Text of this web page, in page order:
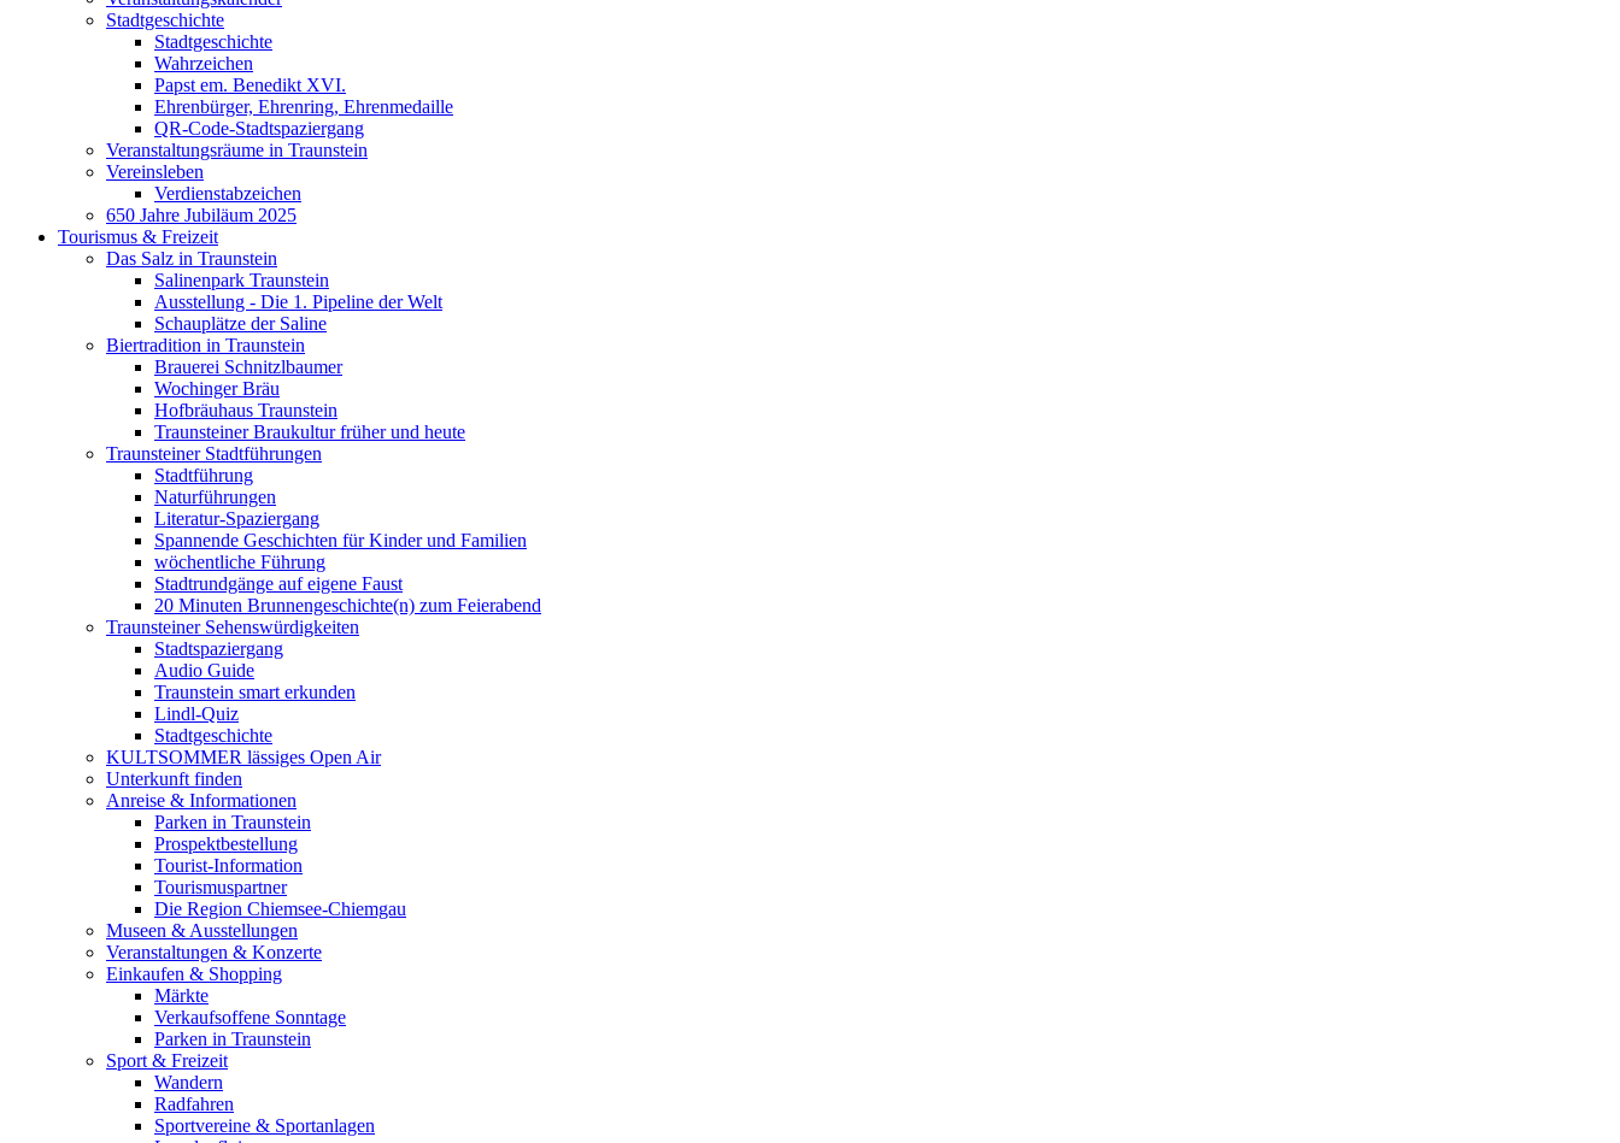
Stadtgeschichte
Stadtgeschichte
Wahrzeichen
Papst em. Benedikt XVI.
Ehrenbürger, Ehrenring, Ehrenmedaille
QR-Code-Stadtspaziergang
Veranstaltungsräume in Traunstein
Vereinsleben
Verdienstabzeichen
650 Jahre Jubiläum 2025
Tourismus & Freizeit
Das Salz in Traunstein
Salinenpark Traunstein
Ausstellung - Die 1. Pipeline der Welt
Schauplätze der Saline
Biertradition in Traunstein
Brauerei Schnitzlbaumer
Wochinger Bräu
Hofbräuhaus Traunstein
Traunsteiner Braukultur früher und heute
Traunsteiner Stadtführungen
Stadtführung
Naturführungen
Literatur-Spaziergang
Spannende Geschichten für Kinder und Familien
wöchentliche Führung
Stadtrundgänge auf eigene Faust
20 Minuten Brunnengeschichte(n) zum Feierabend
Traunsteiner Sehenswürdigkeiten
Stadtspaziergang
Audio Guide
Traunstein smart erkunden
Lindl-Quiz
Stadtgeschichte
KULTSOMMER lässiges Open Air
Unterkunft finden
Anreise & Informationen
Parken in Traunstein
Prospektbestellung
Tourist-Information
Tourismuspartner
Die Region Chiemsee-Chiemgau
Museen & Ausstellungen
Veranstaltungen & Konzerte
Einkaufen & Shopping
Märkte
Verkaufsoffene Sonntage
Parken in Traunstein
Sport & Freizeit
Wandern
Radfahren
Sportvereine & Sportanlagen